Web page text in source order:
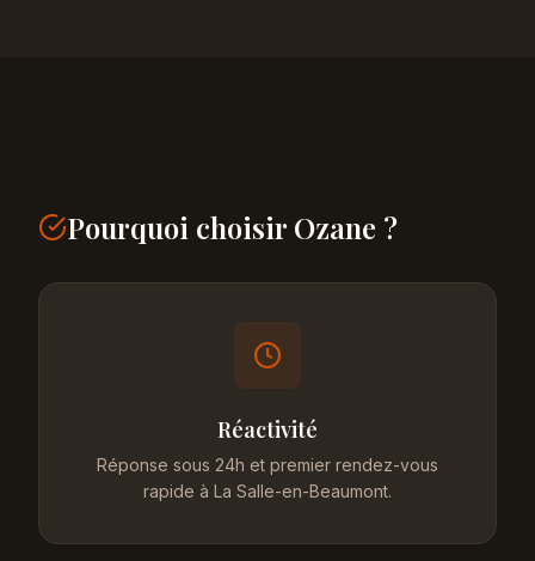
Pourquoi choisir Ozane ?
Réactivité
Réponse sous 24h et premier rendez-vous
rapide à La Salle-en-Beaumont.